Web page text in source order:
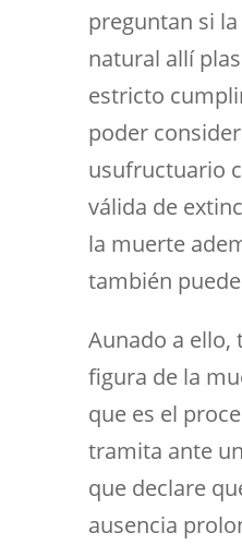
preguntan si
natural allí
estricto
poder
usufructuario
válida de
la muerte
también
Aunado a ello,
figura de la
que es el
tramita ante
que declare
ausencia